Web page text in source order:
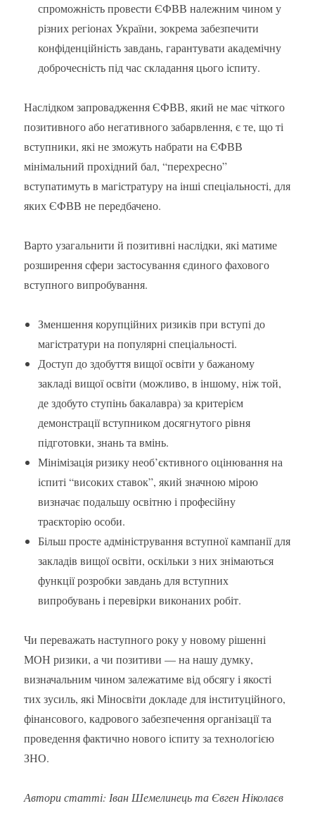
спроможність провести ЄФВВ належним чином у
різних регіонах України, зокрема забезпечити
конфіденційність завдань, гарантувати академічну
доброчесність під час складання цього іспиту.
Наслідком запровадження ЄФВВ, який не має чіткого
позитивного або негативного забарвлення, є те, що ті
вступники, які не зможуть набрати на ЄФВВ
мінімальний прохідний бал, “перехресно”
вступатимуть в магістратуру на інші спеціальності, для
яких ЄФВВ не передбачено.
Варто узагальнити й позитивні наслідки, які матиме
розширення сфери застосування єдиного фахового
вступного випробування.
Зменшення корупційних ризиків при вступі до
магістратури на популярні спеціальності.
Доступ до здобуття вищої освіти у бажаному
закладі вищої освіти (можливо, в іншому, ніж той,
де здобуто ступінь бакалавра) за критерієм
демонстрації вступником досягнутого рівня
підготовки, знань та вмінь.
Мінімізація ризику необ’єктивного оцінювання на
іспиті “високих ставок”, який значною мірою
визначає подальшу освітню і професійну
траєкторію особи.
Більш просте адміністрування вступної кампанії для
закладів вищої освіти, оскільки з них знімаються
функції розробки завдань для вступних
випробувань і перевірки виконаних робіт.
Чи переважать наступного року у новому рішенні
МОН ризики, а чи позитиви — на нашу думку,
визначальним чином залежатиме від обсягу і якості
тих зусиль, які Міносвіти докладе для інституційного,
фінансового, кадрового забезпечення організації та
проведення фактично нового іспиту за технологією
ЗНО.
Автори статті: Іван Шемелинець та Євген Ніколаєв